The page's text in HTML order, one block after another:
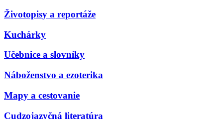
Životopisy a reportáže
Kuchárky
Učebnice a slovníky
Náboženstvo a ezoterika
Mapy a cestovanie
Cudzojazyčná literatúra